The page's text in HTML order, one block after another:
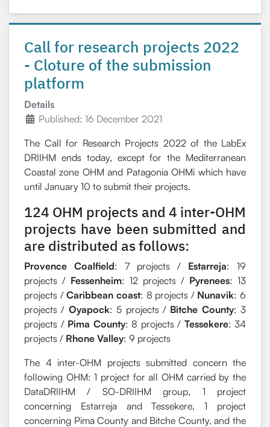
Call for research projects 2022
- Cloture of the submission
platform
Details
Published: 16 December 2021
The Call for Research Projects 2022 of the LabEx
DRIIHM ends today, except for the Mediterranean
Coastal zone OHM and Patagonia OHMi which have
until January 10 to submit their projects.
124 OHM projects and 4 inter-OHM
projects have been submitted and
are distributed as follows:
Provence Coalfield: 7 projects / Estarreja: 19
projects / Fessenheim: 12 projects / Pyrenees: 13
projects /Caribbean coast: 8 projects / Nunavik: 6
projects / Oyapock: 5 projects / Bitche County: 3
projects / Pima County: 8 projects / Tessekere: 34
projects / Rhone Valley: 9 projects
The 4 inter-OHM projects submitted concern the
following OHM: 1 project for all OHM carried by the
DataDRIIHM / SO-DRIIHM group, 1 project
concerning Estarreja and Tessekere, 1 project
concerning Pima County and Bitche County, and the